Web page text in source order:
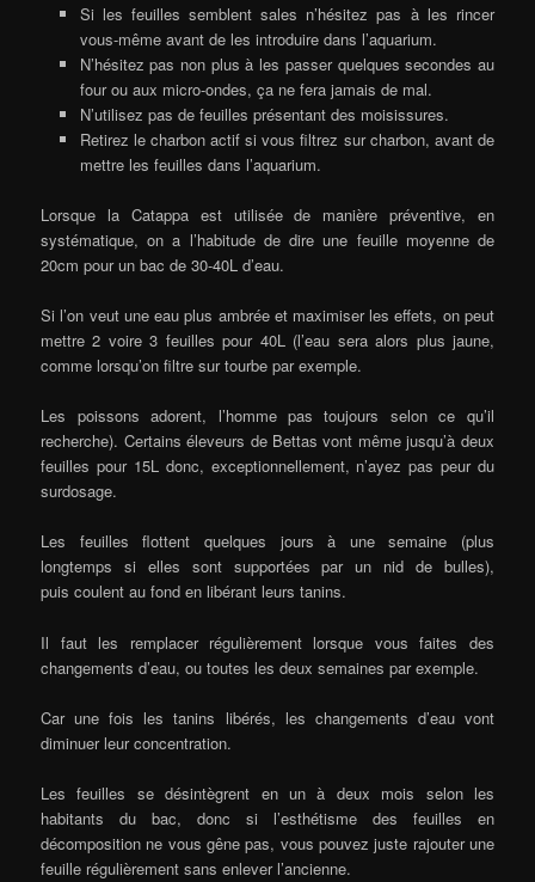
Si les feuilles semblent sales n’hésitez pas à les rincer
vous-même avant de les introduire dans l’aquarium.
N’hésitez pas non plus à les passer quelques secondes au
four ou aux micro-ondes, ça ne fera jamais de mal.
N’utilisez pas de feuilles présentant des moisissures.
Retirez le charbon actif si vous filtrez sur charbon, avant de
mettre les feuilles dans l’aquarium.
Lorsque la Catappa est utilisée de manière préventive, en
systématique, on a l’habitude de dire une feuille moyenne de
20cm pour un bac de 30-40L d’eau.
Si l’on veut une eau plus ambrée et maximiser les effets, on peut
mettre 2 voire 3 feuilles pour 40L (l’eau sera alors plus jaune,
comme lorsqu’on filtre sur tourbe par exemple.
Les poissons adorent, l’homme pas toujours selon ce qu’il
recherche). Certains éleveurs de Bettas vont même jusqu’à deux
feuilles pour 15L donc, exceptionnellement, n’ayez pas peur du
surdosage.
Les feuilles flottent quelques jours à une semaine (plus
longtemps si elles sont supportées par un nid de bulles),
puis coulent au fond en libérant leurs tanins.
Il faut les remplacer régulièrement lorsque vous faites des
changements d’eau, ou toutes les deux semaines par exemple.
Car une fois les tanins libérés, les changements d’eau vont
diminuer leur concentration.
Les feuilles se désintègrent en un à deux mois selon les
habitants du bac, donc si l’esthétisme des feuilles en
décomposition ne vous gêne pas, vous pouvez juste rajouter une
feuille régulièrement sans enlever l’ancienne.